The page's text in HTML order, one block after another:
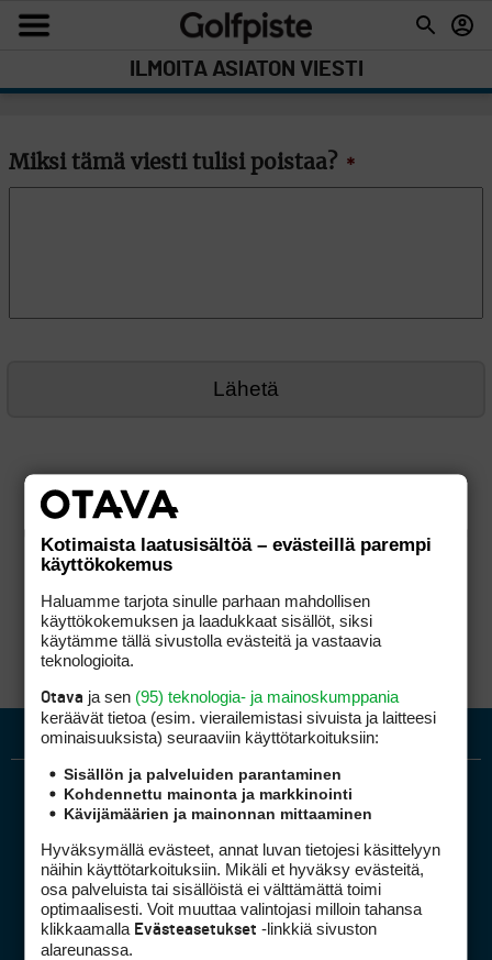
ILMOITA ASIATON VIESTI
Miksi tämä viesti tulisi poistaa? *
Golfpiste mediakortti
Kotimaista laatusisältöä – evästeillä parempi
käyttökokemus
Haluamme tarjota sinulle parhaan mahdollisen
käyttökokemuksen ja laadukkaat sisällöt, siksi
käytämme tällä sivustolla evästeitä ja vastaavia
teknologioita.
Otava ja sen (95) teknologia- ja mainoskumppania
keräävät tietoa (esim. vierailemis­tasi sivuista ja laitteesi
ominaisuuk­sista) seuraaviin käyttötarkoituksiin:
Sisällön ja palveluiden parantaminen
Kohdennettu mainonta ja markkinointi
Kävijämäärien ja mainonnan mittaaminen
Hyväksymällä evästeet, annat luvan tietojesi käsittelyyn
näihin käyttötarkoituksiin. Mikäli et hyväksy evästeitä,
osa palveluista tai sisällöistä ei välttämättä toimi
optimaalisesti. Voit muuttaa valintojasi milloin tahansa
klikkaamalla Evästeasetukset -linkkiä sivuston
alareunassa.